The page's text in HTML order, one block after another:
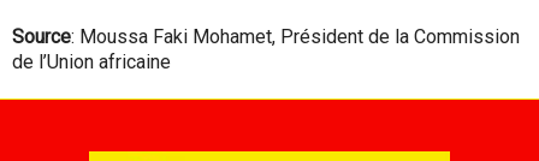
Source: Moussa Faki Mohamet, Président de la Commission
de l’Union africaine